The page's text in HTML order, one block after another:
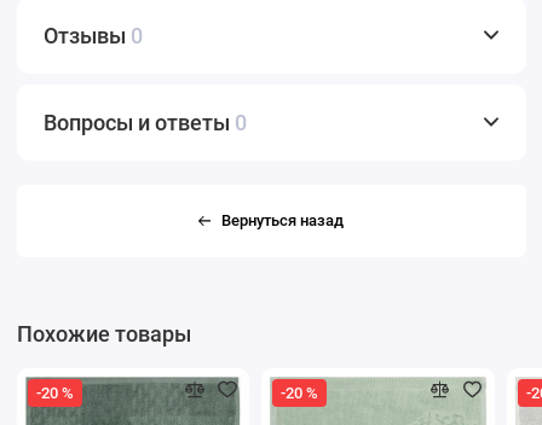
Отзывы 0
Вопросы и ответы 0
Вернуться назад
Похожие товары
-20 % -20 % -